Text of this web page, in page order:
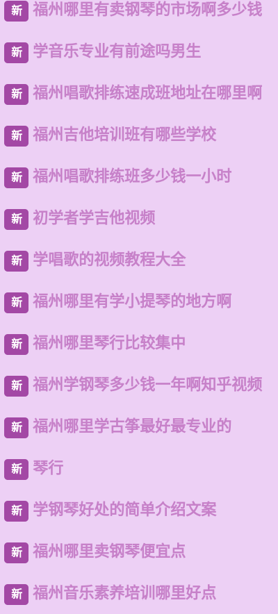
新 福州哪里有卖钢琴的市场啊多少钱
新 学音乐专业有前途吗男生
新 福州唱歌排练速成班地址在哪里啊
新 福州吉他培训班有哪些学校
新 福州唱歌排练班多少钱一小时
新 初学者学吉他视频
新 学唱歌的视频教程大全
新 福州哪里有学小提琴的地方啊
新 福州哪里琴行比较集中
新 福州学钢琴多少钱一年啊知乎视频
新 福州哪里学古筝最好最专业的
新 琴行
新 学钢琴好处的简单介绍文案
新 福州哪里卖钢琴便宜点
新 福州音乐素养培训哪里好点